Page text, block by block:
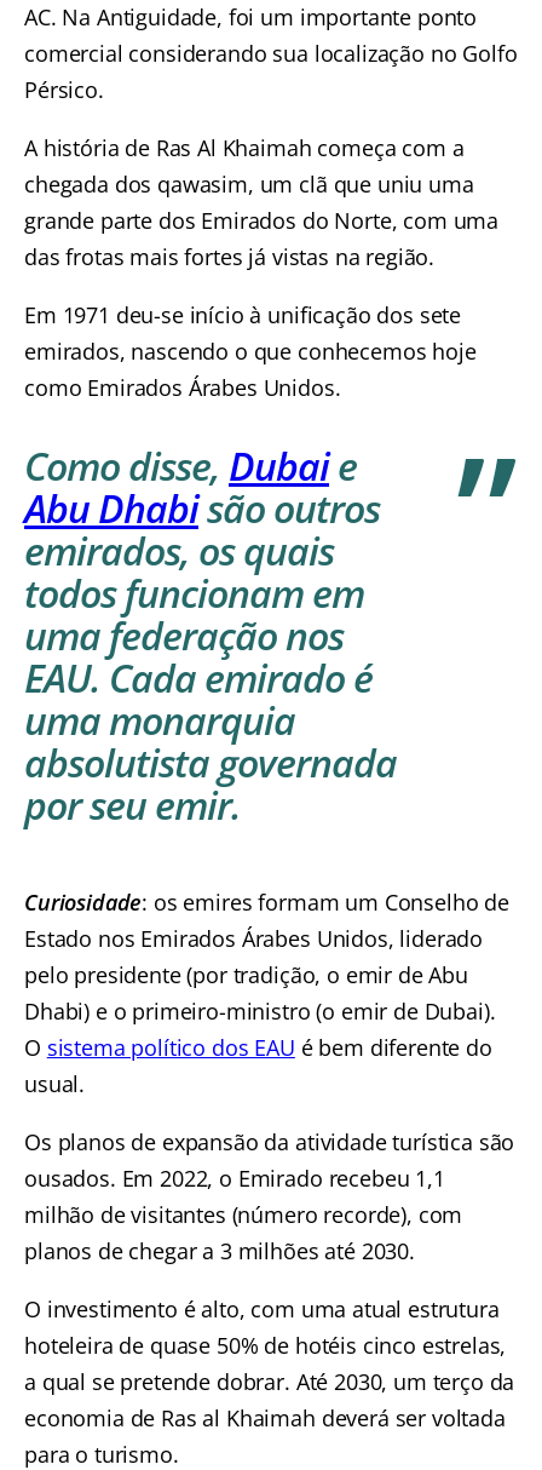
AC. Na Antiguidade, foi um importante ponto
comercial considerando sua localização no Golfo
Pérsico.
A história de Ras Al Khaimah começa com a
chegada dos qawasim, um clã que uniu uma
grande parte dos Emirados do Norte, com uma
das frotas mais fortes já vistas na região.
Em 1971 deu-se início à unificação dos sete
emirados, nascendo o que conhecemos hoje
como Emirados Árabes Unidos.
Como disse, Dubaie
Abu Dhabisão outros
emirados, os quais
todos funcionam em
uma federação nos
EAU. Cada emirado é
uma monarquia
absolutista governada
por seu emir.
Curiosidade: os emires formam um Conselho de
Estado nos Emirados Árabes Unidos, liderado
pelo presidente (por tradição, o emir de Abu
Dhabi) e o primeiro-ministro (o emir de Dubai).
O sistema político dos EAU é bem diferente do
usual.
Os planos de expansão da atividade turística são
ousados. Em 2022, o Emirado recebeu 1,1
milhão de visitantes (número recorde), com
planos de chegar a 3 milhões até 2030.
O investimento é alto, com uma atual estrutura
hoteleira de quase 50% de hotéis cinco estrelas,
a qual se pretende dobrar. Até 2030, um terço da
economia de Ras al Khaimah deverá ser voltada
para o turismo.